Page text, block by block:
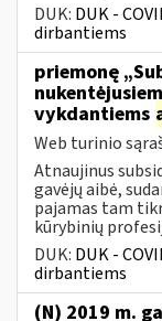
DUK: DUK -
dirbantiems
priemonę
vykdantiems
Web turinio
Atnaujinus
gavėjų aibė,
pajamas tam
kūrybinių
DUK: DUK -
dirbantiems
(N) 2019 m.